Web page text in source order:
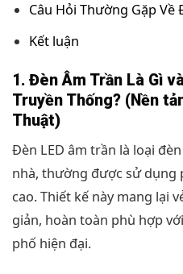
Câu Hỏi Thường Gặp Về
Kết luận
1. Đèn Âm Trần Là Gì
Truyền Thống? (Nền
Thuật)
Đèn LED âm trần là loại
nhà, thường được sử dụng
cao. Thiết kế này mang lại
giản, hoàn toàn phù hợp
phố hiện đại.